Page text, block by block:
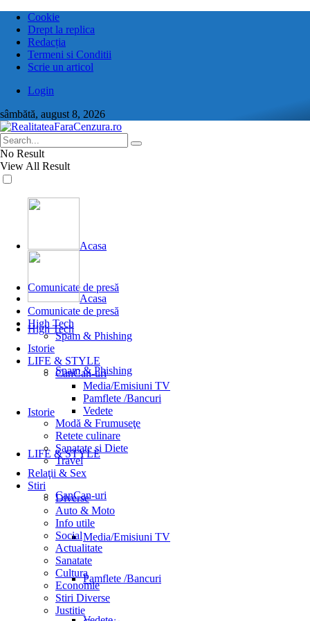
Cookie
Drept la replica
Redacția
Termeni si Conditii
Scrie un articol
Login
sâmbătă, august 8, 2026
No Result
View All Result
Acasa
Comunicate de presă
High Tech
Spam & Phishing
Istorie
LIFE & STYLE
CanCan-uri
Media/Emisiuni TV
Pamflete /Bancuri
Acasa
Comunicate de presă
High Tech
Spam & Phishing
Istorie
LIFE & STYLE
CanCan-uri
Media/Emisiuni TV
Pamflete /Bancuri
Vedete
Modă & Frumuseţe
Retete culinare
Sanatate si Diete
Travel
Relaţii & Sex
Stiri
Diverse
Auto & Moto
Info utile
Social
Actualitate
Sanatate
Cultura
Economie
Stiri Diverse
Justitie